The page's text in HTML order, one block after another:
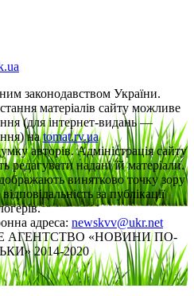
законодавством України.
матеріалів сайту можливе
(для інтернет-видань —
наtomat.rv.ua
авторів. Адміністрація сайту
редагувати надані їй матеріали.
винятково точку зору
за публікації
адреса: newskvv@ukr.net
АГЕНТСТВО «НОВИНИ ПО-
2014-2020